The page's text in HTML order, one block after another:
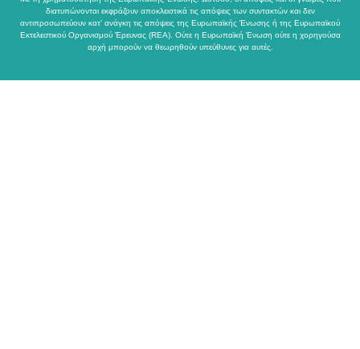
διατυπώνονται εκφράζουν αποκλειστικά τις απόψεις των συντακτών και δεν
αντιπροσωπεύουν κατ’ ανάγκη τις απόψεις της Ευρωπαϊκής Ένωσης ή της Ευρωπαϊκού
Εκτελεστικού Οργανισμού Έρευνας (REA). Ούτε η Ευρωπαϊκή Ένωση ούτε η χορηγούσα
αρχή μπορούν να θεωρηθούν υπεύθυνες για αυτές.